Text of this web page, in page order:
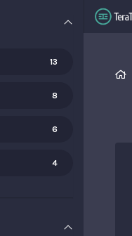
13
8
6
4